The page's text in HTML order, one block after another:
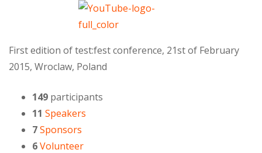
First edition of test:fest conference, 21st of February
2015, Wroclaw, Poland
149 participants
11 Speakers
7Sponsors
6Volunteer